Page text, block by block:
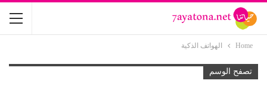
Home الهواتف الذكية
تصفح الوسم